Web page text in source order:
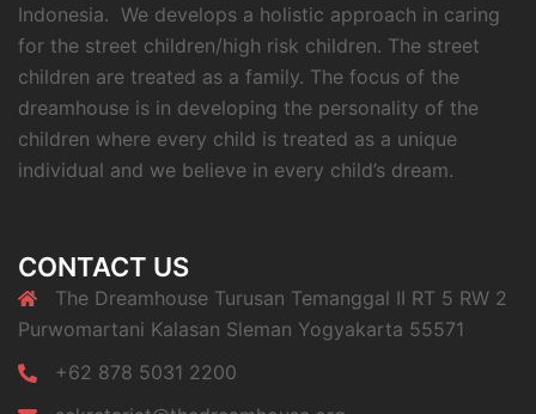
Indonesia. We develops a holistic approach in caring
for the street children/high risk children. The street
children are treated as a family. The focus of the
dreamhouse is in developing the personality of the
children where every child is treated as a unique
individual and we believe in every child’s dream.
CONTACT US
The Dreamhouse Turusan Temanggal II RT 5 RW 2
Purwomartani Kalasan Sleman Yogyakarta 55571
+62 878 5031 2200